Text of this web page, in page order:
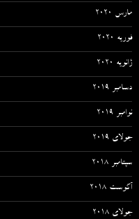
مارس 2020
فوریه 2020
ژانویه 2020
دسامبر 2019
نوامبر 2019
جولای 2019
سپتامبر 2018
آگوست 2018
جولای 2018